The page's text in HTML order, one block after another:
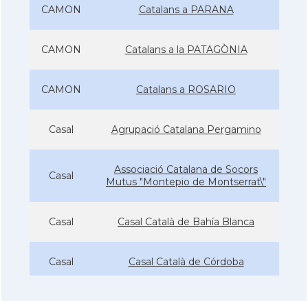
CAMON Catalans a PARANA
CAMON Catalans a la PATAGÒNIA
CAMON Catalans a ROSARIO
Casal Agrupació Catalana Pergamino
Casal
Associació Catalana de Socors
Mutus "Montepio de Montserrat\"
Casal Casal Català de Bahía Blanca
Casal Casal Català de Córdoba